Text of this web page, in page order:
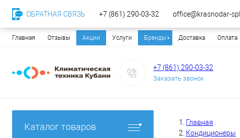
Главная Отзывы Акции Услуги Бренды Доставка Оплата
+7 (861) 290-03-32
Заказать звонок
Каталог товаров
Главная
Кондиционеры
ОБРАТНАЯ СВЯЗЬ +7 (861) 290-03-32 office@krasnodar-